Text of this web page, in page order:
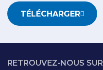
TÉLÉCHARGER
RETROUVEZ-NOUS